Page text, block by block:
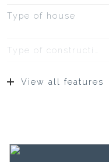
Type of house
Surfaces and
View all features